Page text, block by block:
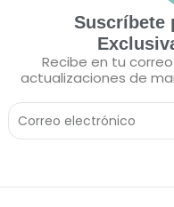
Suscríbete
Recibe en tu
actualizaciones de
Correo
Electrónico